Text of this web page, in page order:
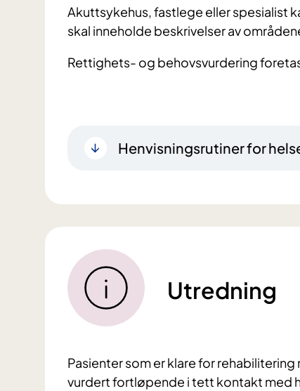
Akuttsykehus, fastlege eller spesialist
skal inneholde beskrivelser av
Rettighets- og behovsvurdering
Henvisningsrutiner for
Utredning
Pasienter som er klare for
vurdert fortløpende i tett kontakt med